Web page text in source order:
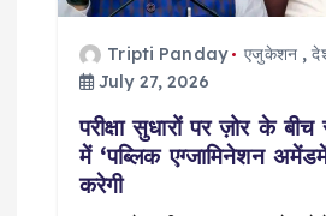
Tripti Panday एजुकेशन,
July 27, 2026
परीक्षा सुधारों पर ज़ोर के
में ‘पब्लिक एग्जामिनेशन
करेगी